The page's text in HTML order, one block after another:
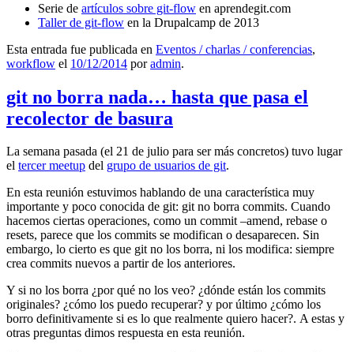
Serie de artículos sobre git-flow en aprendegit.com
Taller de git-flow en la Drupalcamp de 2013
Esta entrada fue publicada en Eventos / charlas / conferencias,
workflow el 10/12/2014 poradmin.
git no borra nada… hasta que pasa el
recolector de basura
La semana pasada (el 21 de julio para ser más concretos) tuvo lugar
el tercer meetup del grupo de usuarios de git.
En esta reunión estuvimos hablando de una característica muy
importante y poco conocida de git: git no borra commits. Cuando
hacemos ciertas operaciones, como un commit –amend, rebase o
resets, parece que los commits se modifican o desaparecen. Sin
embargo, lo cierto es que git no los borra, ni los modifica: siempre
crea commits nuevos a partir de los anteriores.
Y si no los borra ¿por qué no los veo? ¿dónde están los commits
originales? ¿cómo los puedo recuperar? y por último ¿cómo los
borro definitivamente si es lo que realmente quiero hacer?. A estas y
otras preguntas dimos respuesta en esta reunión.